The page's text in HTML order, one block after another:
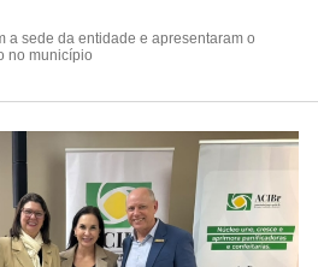
a sede da entidade e apresentaram o
no município